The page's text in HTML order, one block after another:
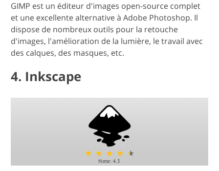
GIMP est un éditeur d'images open-source complet
et une excellente alternative à Adobe Photoshop. Il
dispose de nombreux outils pour la retouche
d'images, l'amélioration de la lumière, le travail avec
des calques, des masques, etc.
4. Inkscape